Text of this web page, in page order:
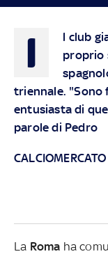
I
l club
proprio
triennale. "Sono
entusiasta di
parole di Pedro
La Roma ha